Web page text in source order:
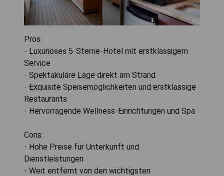
Pros:
- Luxuriöses 5-Sterne-Hotel mit erstklassigem
Service
- Spektakuläre Lage direkt am Strand
- Exquisite Speisemöglichkeiten und erstklassige
Restaurants
- Hervorragende Wellness-Einrichtungen und Spa
Cons:
- Hohe Preise für Unterkunft und
Dienstleistungen
- Weit entfernt von den wichtigsten